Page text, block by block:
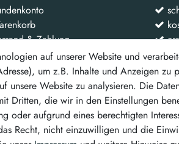
& Zahlung
...und weitere
auf unserer Website und
um z.B. Inhalte und Anzeigen zu
unsere Website zu analysieren. Die
Dritten, die wir in den Einstellungen
oder aufgrund eines berechtigten
Recht, nicht einzuwilligen und die